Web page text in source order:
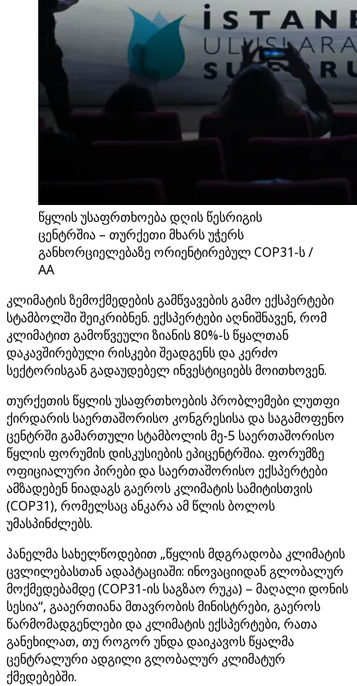
წყლის უსაფრთხოება დღის წესრიგის
ცენტრშია – თურქეთი მხარს უჭერს
განხორციელებაზე ორიენტირებულ COP31-ს /
AA
კლიმატის ზემოქმედების გამწვავების გამო ექსპერტები
სტამბოლში შეიკრიბნენ. ექსპერტები აღნიშნავენ, რომ
კლიმატით გამოწვეული ზიანის 80%-ს წყალთან
დაკავშირებული რისკები შეადგენს და კერძო
სექტორისგან გადაუდებელ ინვესტიციებს მოითხოვენ.
თურქეთის წყლის უსაფრთხოების პრობლემები ლუთფი
ქირდარის საერთაშორისო კონგრესისა და საგამოფენო
ცენტრში გამართული სტამბოლის მე-5 საერთაშორისო
წყლის ფორუმის დისკუსიების ეპიცენტრშია. ფორუმზე
ოფიციალური პირები და საერთაშორისო ექსპერტები
ამზადებენ ნიადაგს გაეროს კლიმატის სამიტისთვის
(COP31), რომელსაც ანკარა ამ წლის ბოლოს
უმასპინძლებს.
პანელმა სახელწოდებით „წყლის მდგრადობა კლიმატის
ცვლილებასთან ადაპტაციაში: ინოვაციიდან გლობალურ
მოქმედებამდე (COP31-ის საგზაო რუკა) – მაღალი დონის
სესია“, გააერთიანა მთავრობის მინისტრები, გაეროს
წარმომადგენლები და კლიმატის ექსპერტები, რათა
განეხილათ, თუ როგორ უნდა დაიკავოს წყალმა
ცენტრალური ადგილი გლობალურ კლიმატურ
ქმედებებში.